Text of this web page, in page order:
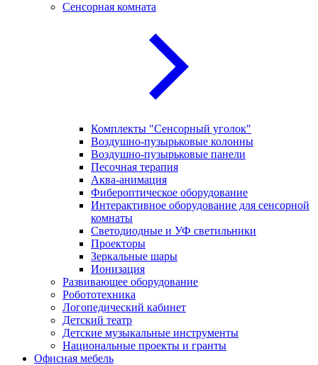
Сенсорная комната
Комплекты "Сенсорный уголок"
Воздушно-пузырьковые колонны
Воздушно-пузырьковые панели
Песочная терапия
Аква-анимация
Фибероптическое оборудование
Интерактивное оборудование для сенсорной
комнаты
Светодиодные и УФ светильники
Проекторы
Зеркальные шары
Ионизация
Развивающее оборудование
Робототехника
Логопедический кабинет
Детский театр
Детские музыкальные инструменты
Национальные проекты и гранты
Офисная мебель